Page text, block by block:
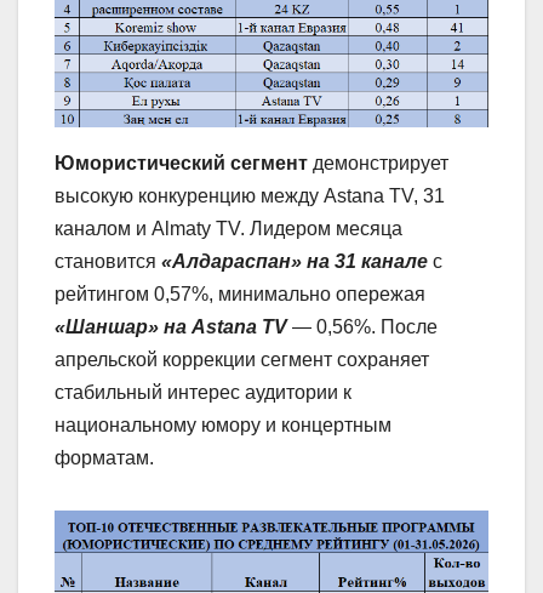
Юмористический сегмент демонстрирует
высокую конкуренцию между Astana TV, 31
каналом и Almaty TV. Лидером месяца
становится «Алдараспан» на 31 канале с
рейтингом 0,57%, минимально опережая
«Шаншар» на Astana TV— 0,56%. После
апрельской коррекции сегмент сохраняет
стабильный интерес аудитории к
национальному юмору и концертным
форматам.